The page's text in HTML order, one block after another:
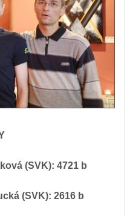
(SVK): 4721 b
(SVK): 2616 b